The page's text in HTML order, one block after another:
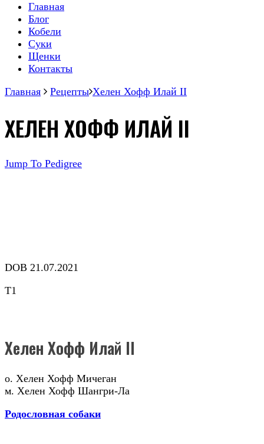
Главная
Блог
Кобели
Суки
Щенки
Контакты
Главная
Рецепты Хелен Хофф Илай II
ХЕЛЕН ХОФФ ИЛАЙ II
Jump To Pedigree
DOB 21.07.2021
Т1
Хелен Хофф Илай II
о. Хелен Хофф Мичеган
м. Хелен Хофф Шангри-Ла
Родословная собаки